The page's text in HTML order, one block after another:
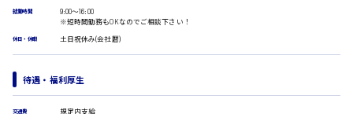
医療事務
CADオペレーター
広島市安佐北区
就業時間
9:00〜16:00
※短時間勤務もOKなのでご相談下さい！
休日・休暇 土日祝休み(会社暦)
待遇・福利厚生
交通費 規定内支給